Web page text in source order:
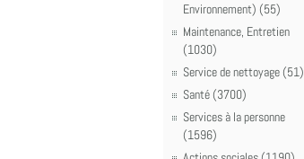
Environnement) (55)
Maintenance, Entretien
(1030)
Service de nettoyage (51)
Santé (3700)
Services à la personne
(1596)